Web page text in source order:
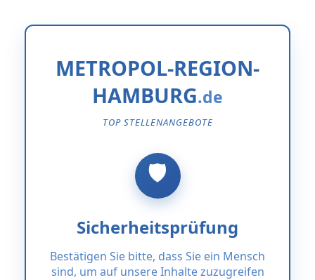
METROPOL-REGION-
HAMBURG
TOP STELLENANGEBOTE
Sicherheitsprüfung
Bestätigen Sie bitte, dass Sie ein Mensch
sind, um auf unsere Inhalte zuzugreifen